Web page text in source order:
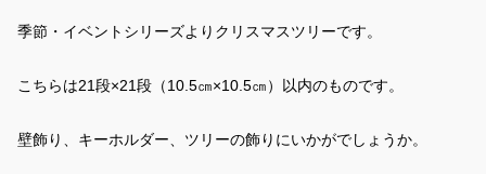
季節・イベントシリーズよりクリスマスツリーです。
こちらは21段×21段（10.5㎝×10.5㎝）以内のものです。
壁飾り、キーホルダー、ツリーの飾りにいかがでしょうか。